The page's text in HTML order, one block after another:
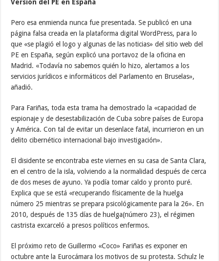
Versión del PE en España
Pero esa enmienda nunca fue presentada. Se publicó en una
página falsa creada en la plataforma digital WordPress, para lo
que «se plagió el logo y algunas de las noticias» del sitio web del
PE en España, según explicó una portavoz de la oficina en
Madrid. «Todavía no sabemos quién lo hizo, alertamos a los
servicios jurídicos e informáticos del Parlamento en Bruselas»,
añadió.
Para Fariñas, toda esta trama ha demostrado la «capacidad de
espionaje y de desestabilización de Cuba sobre países de Europa
y América. Con tal de evitar un desenlace fatal, incurrieron en un
delito cibernético internacional bajo investigación».
El disidente se encontraba este viernes en su casa de Santa Clara,
en el centro de la isla, volviendo a la normalidad después de cerca
de dos meses de ayuno. Ya podía tomar caldo y pronto puré.
Explica que se está «recuperando físicamente de la huelga
número 25 mientras se prepara psicológicamente para la 26». En
2010, después de 135 días de huelga(número 23), el régimen
castrista excarceló a presos políticos enfermos.
El próximo reto de Guillermo «Coco» Fariñas es exponer en
octubre ante la Eurocámara los motivos de su protesta. Schulz le